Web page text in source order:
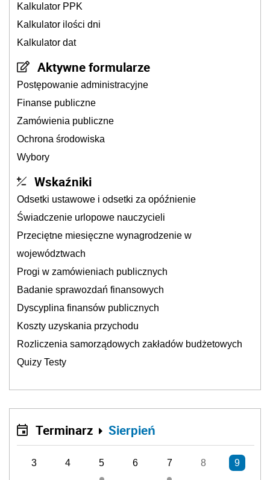
Kalkulator PPK
Kalkulator ilości dni
Kalkulator dat
Aktywne formularze
Postępowanie administracyjne
Finanse publiczne
Zamówienia publiczne
Ochrona środowiska
Wybory
Wskaźniki
Odsetki ustawowe i odsetki za opóźnienie
Świadczenie urlopowe nauczycieli
Przeciętne miesięczne wynagrodzenie w
województwach
Progi w zamówieniach publicznych
Badanie sprawozdań finansowych
Dyscyplina finansów publicznych
Koszty uzyskania przychodu
Rozliczenia samorządowych zakładów budżetowych
Quizy Testy
Terminarz Sierpień
3 4 5 6 7 8 9